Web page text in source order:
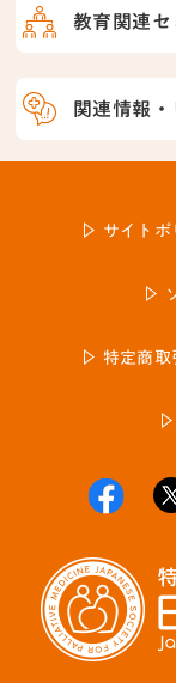
教育関連セ
関連情報
サイトポ
特定商取